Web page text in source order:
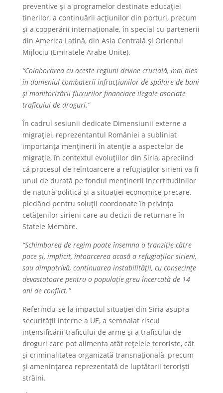
preventive și a programelor destinate educației
tinerilor, a continuării acțiunilor din porturi, precum
și a cooperării internaționale, în special cu partenerii
din America Latină, din Asia Centrală și Orientul
Mijlociu (Emiratele Arabe Unite).
“Colaborarea cu aceste regiuni devine crucială, mai ales
în domeniul combaterii infracțiunilor de spălare de bani
și monitorizării fluxurilor financiare ilegale asociate
traficului de droguri.”
În cadrul sesiunii dedicate Dimensiunii externe a
migrației, reprezentantul României a subliniat
importanța menținerii în atenție a aspectelor de
migrație, în contextul evoluțiilor din Siria, apreciind
că procesul de reîntoarcere a refugiaților sirieni va fi
unul de durată pe fondul menținerii incertitudinilor
de natură politică și a situației economice precare,
pledând pentru soluții coordonate în privința
cetățenilor sirieni care au decizii de returnare în
Statele Membre.
“Schimbarea de regim poate însemna o tranziție către
pace și, implicit, întoarcerea acasă a refugiaților sirieni,
sau dimpotrivă, continuarea instabilității, cu consecințe
devastatoare pentru o populație greu încercată de 14
ani de conflict.”
Referindu-se la impactul situației din Siria asupra
securității interne a UE, a semnalat riscul
intensificării traficului de arme și a traficului de
droguri care pot alimenta atât rețelele teroriste, cât
și criminalitatea organizată transnațională, precum
și amenințarea reprezentată de luptătorii teroriști
străini.